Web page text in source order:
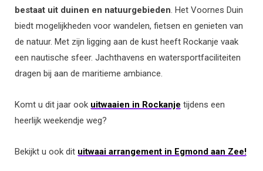
bestaat uit duinen en natuurgebieden. Het Voornes Duin
biedt mogelijkheden voor wandelen, fietsen en genieten van
de natuur. Met zijn ligging aan de kust heeft Rockanje vaak
een nautische sfeer. Jachthavens en watersportfaciliteiten
dragen bij aan de maritieme ambiance.
Komt u dit jaar ook uitwaaien in Rockanje tijdens een
heerlijk weekendje weg?
Bekijkt u ook dit uitwaai arrangement in Egmond aan Zee!